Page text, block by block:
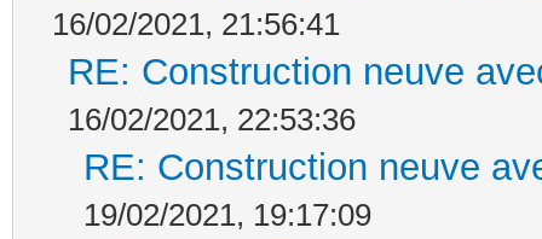
16/02/2021, 21:56:41
RE: Construction neuve
16/02/2021, 22:53:36
RE: Construction neuve
19/02/2021, 19:17:09